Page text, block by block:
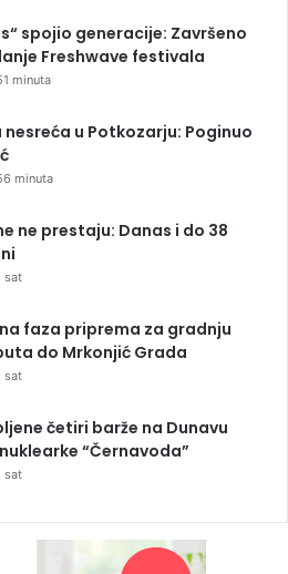
spojio generacije: Završeno
Freshwave festivala
minuta
nesreća u Potkozarju: Poginuo
minuta
ne prestaju: Danas i do 38
sat
faza priprema za gradnju
do Mrkonjić Grada
sat
četiri barže na Dunavu
“Černavoda”
sat